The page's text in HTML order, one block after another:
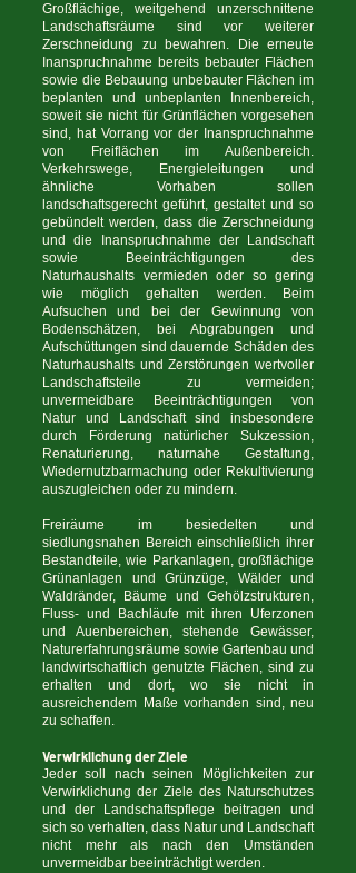
Großflächige, weitgehend unzerschnittene
Landschaftsräume sind vor weiterer
Zerschneidung zu bewahren. Die erneute
Inanspruchnahme bereits bebauter Flächen
sowie die Bebauung unbebauter Flächen im
beplanten und unbeplanten Innenbereich,
soweit sie nicht für Grünflächen vorgesehen
sind, hat Vorrang vor der Inanspruchnahme
von Freiflächen im Außenbereich.
Verkehrswege, Energieleitungen und
ähnliche Vorhaben sollen
landschaftsgerecht geführt, gestaltet und so
gebündelt werden, dass die Zerschneidung
und die Inanspruchnahme der Landschaft
sowie Beeinträchtigungen des
Naturhaushalts vermieden oder so gering
wie möglich gehalten werden. Beim
Aufsuchen und bei der Gewinnung von
Bodenschätzen, bei Abgrabungen und
Aufschüttungen sind dauernde Schäden des
Naturhaushalts und Zerstörungen wertvoller
Landschaftsteile zu vermeiden;
unvermeidbare Beeinträchtigungen von
Natur und Landschaft sind insbesondere
durch Förderung natürlicher Sukzession,
Renaturierung, naturnahe Gestaltung,
Wiedernutzbarmachung oder Rekultivierung
auszugleichen oder zu mindern.
Freiräume im besiedelten und
siedlungsnahen Bereich einschließlich ihrer
Bestandteile, wie Parkanlagen, großflächige
Grünanlagen und Grünzüge, Wälder und
Waldränder, Bäume und Gehölzstrukturen,
Fluss- und Bachläufe mit ihren Uferzonen
und Auenbereichen, stehende Gewässer,
Naturerfahrungsräume sowie Gartenbau und
landwirtschaftlich genutzte Flächen, sind zu
erhalten und dort, wo sie nicht in
ausreichendem Maße vorhanden sind, neu
zu schaffen.
Verwirklichung der Ziele
Jeder soll nach seinen Möglichkeiten zur
Verwirklichung der Ziele des Naturschutzes
und der Landschaftspflege beitragen und
sich so verhalten, dass Natur und Landschaft
nicht mehr als nach den Umständen
unvermeidbar beeinträchtigt werden.